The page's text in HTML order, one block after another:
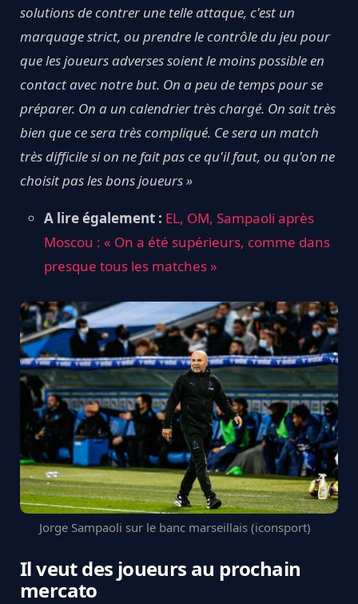
solutions de contrer une telle attaque, c'est un
marquage strict, ou prendre le contrôle du jeu pour
que les joueurs adverses soient le moins possible en
contact avec notre but. On a peu de temps pour se
préparer. On a un calendrier très chargé. On sait très
bien que ce sera très compliqué. Ce sera un match
très difficile si on ne fait pas ce qu'il faut, ou qu'on ne
choisit pas les bons joueurs »
A lire également : EL, OM, Sampaoli après
Moscou : « On a été supérieurs, comme dans
presque tous les matches »
Jorge Sampaoli sur le banc marseillais (iconsport)
Il veut des joueurs au prochain
mercato